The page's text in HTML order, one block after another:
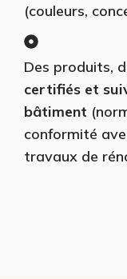
(couleurs,
Des produits,
certifiés et
bâtiment
conformité
travaux de